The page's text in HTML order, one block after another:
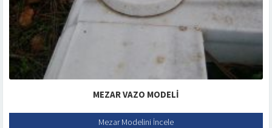
MEZAR VAZO MODELI
Mezar Modelini İncele